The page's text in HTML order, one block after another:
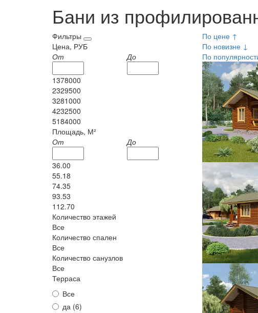
Бани из
Фильтры
Цена, РУБ
От
До
1378000
2329500
3281000
4232500
5184000
Площадь, М²
От
До
36.00
55.18
74.35
93.53
112.70
Количество этажей
Все
Количество спален
Все
Количество санузлов
Все
Терраса
Все
да (6)
По цене ↑
По новизне ↓
По